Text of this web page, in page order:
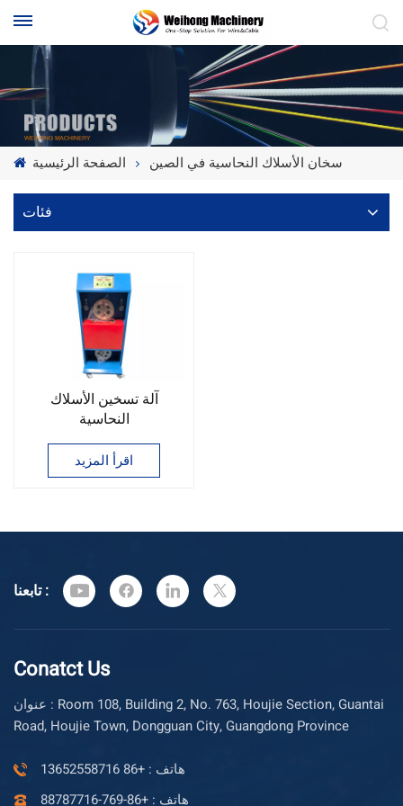
الصفحة الرئيسية سخان الأسلاك النحاسية في الصين
فئات
آلة تسخين الأسلاك
النحاسية
اقرأ المزيد
تابعنا :
Conatct Us
عنوان : Room 108, Building 2, No. 763, Houjie Section, Guantai
Road, Houjie Town, Dongguan City, Guangdong Province
هاتف : +86 13652558716
هاتف : +86-769-88787716